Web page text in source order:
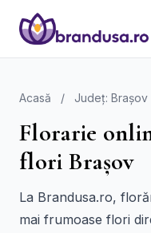
Acasă / Județ: Brașov
Florarie
flori Brașov
La Brandusa.ro,
mai frumoase flori